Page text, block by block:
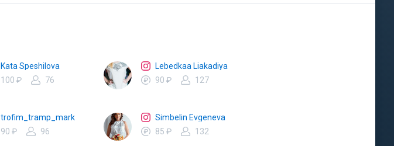
Kata Speshilova
100 ₽
76
Lebedkaa Liakadiya
90 ₽
127
trofim_tramp_mark
90 ₽
96
Simbelin Evgeneva
85 ₽
132